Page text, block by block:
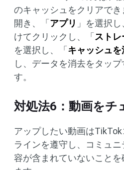
のキャッシュをクリアで
開き、「 アプリ 」を選択し
けてクリックし、「 スト
を選択し、「 キャッシュを
し、データを消去をタッ
す。
対処法6：動画をチ
アップしたい動画は
ラインを遵守し、コミュ
容が含まれていないことを